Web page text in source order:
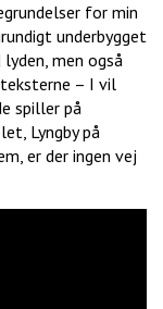
for min
underbygget
men også
– I vil
spiller på
Lyngby på
er der ingen vej